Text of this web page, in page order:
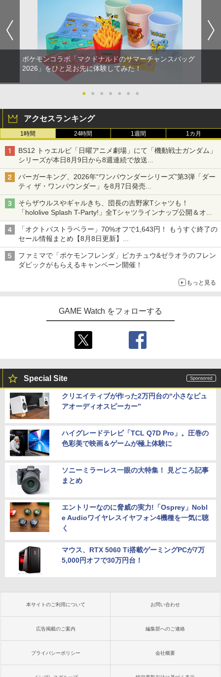
ポケモンコラボ「マクドナルドのサマーチャンスバッグ
2026」をひと足お先に体験してみた！
● ● ● ● ● ● ●
アクセスランキング
1時間 24時間 1週間 1カ月
BS12 トゥエルビ「日曜アニメ劇場」にて「機動戦士ガンダム」
シリーズが本日8月9日から8週連続で放送
初回は「機動戦士ガンダム【HDリマスター版】」
バーガーキング、2026年“ワンパウンダーシリーズ”第3弾「ダー
ティ ザ・ワンパウンダー」を8月7日発売
「特製ガーリックマヨソース」を使用した超大型チーズバーガー
そらザウルスやギャルきち、団長の吉野家Tシャツも！
「hololive Splash T-Party!」全Tシャツラインナップ公開＆オン
ライン販売開始
「オクトパストラベラー」70%オフで1,643円！ もうすぐ終了の
セール情報まとめ【8月8日更新】
ニンテンドーeショップでは「大神 絶景版」が67%オフで990円
ファミマで「ポケモンフレンダ」ピカチュウ&ゼラオラのフレン
ダピックがもらえるキャンペーン開催！
もっと見る
GAME Watch をフォローする
Special Site
クリエイティブが作った2万円台の“小さなピュ
アオーディオスピーカー”
ハイグレードテレビ「TCL Q7D Pro」。圧巻の
色彩美で映画＆ゲームが極上体験に
ソニーミラーレス一眼の大特集！ 見どころ記事
まとめ
エントリーなのに脅威の実力!「Osprey」Nobl
e Audioワイヤレスイヤフォン4機種を一気に聴
く
マウス、RTX 5060 Ti搭載ゲーミングPCが7万
5,000円オフで30万円台！
本サイトのご利用について お問い合わせ
広告掲載のご案内 編集部へのご連絡
プライバシーポリシー 会社概要